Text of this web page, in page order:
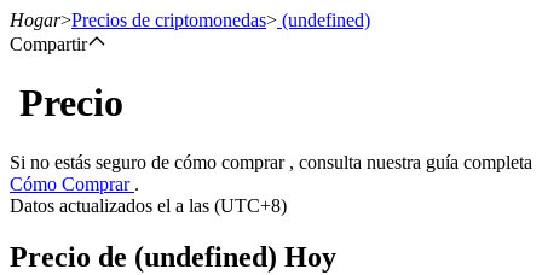
Futuros
Hogar>Precios de criptomonedas> (undefined)
Compartir
Precio
Si no estás seguro de cómo comprar , consulta nuestra guía completa
Cómo Comprar .
Datos actualizados el a las (UTC+8)
Precio de (undefined) Hoy